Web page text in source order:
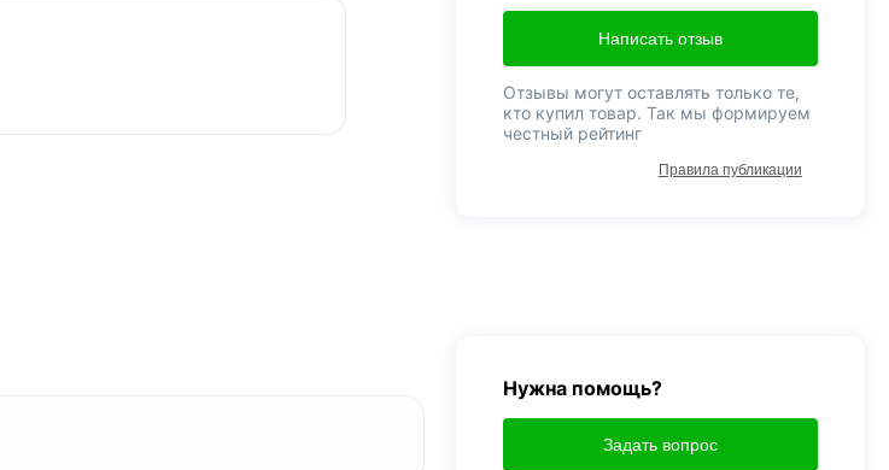
Написать отзыв
Отзывы могут оставлять только те,
кто купил товар. Так мы формируем
честный рейтинг
Правила публикации
Нужна помощь?
Задать вопрос